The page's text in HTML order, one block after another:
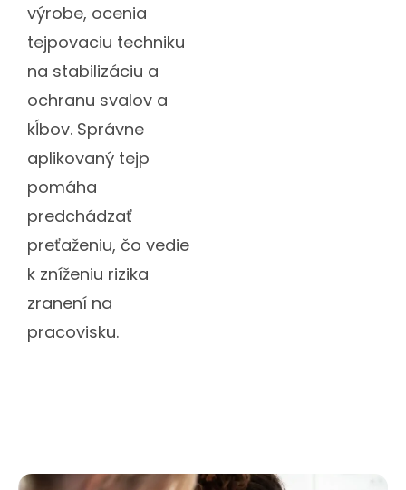
výrobe, ocenia
tejpovaciu techniku
na stabilizáciu a
ochranu svalov a
kĺbov. Správne
aplikovaný tejp
pomáha
predchádzať
preťaženiu, čo vedie
k zníženiu rizika
zranení na
pracovisku.